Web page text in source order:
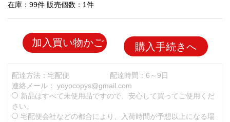
在庫：99件 販売個数：1件
加入買い物かご 購入手続きへ
配達方法：宅配便
配達時間：6～9日
連絡メール： yoyocopys@gmail.com
新品はすべて未使用品ですので、安心して買ってご使用くだ
さい。
宅配便会社などの都合により、入荷時間が予想以上になる場